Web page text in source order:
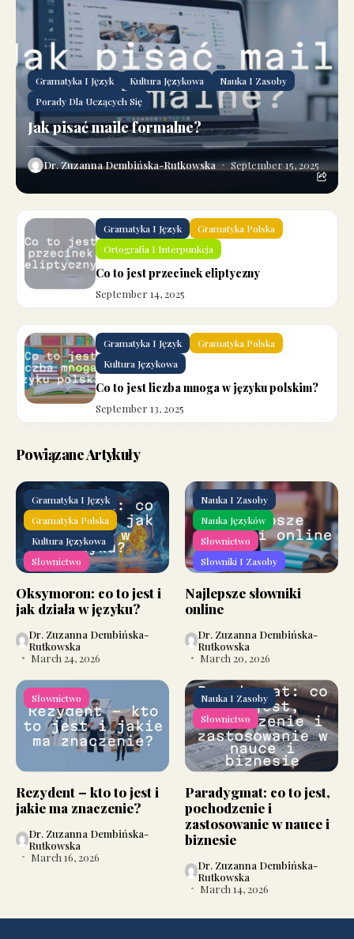
Gramatyka I Język Kultura Językowa
Nauka I Zasoby
Porady Dla Uczących Się
Jak pisać maile formalne?
Dr. Zuzanna Dembińska-Rutkowska September 15, 2025
Gramatyka I Język
Gramatyka Polska
Ortografia I Interpunkcja
Co to jest przecinek eliptyczny
September 14, 2025
Gramatyka I Język
Gramatyka Polska
Kultura Językowa
Co to jest liczba mnoga w języku polskim?
September 13, 2025
Powiązane Artykuły
Gramatyka I Język
Gramatyka Polska
Kultura Językowa
Słownictwo
Oksymoron: co to jest i
jak działa w języku?
Dr. Zuzanna Dembińska-
Rutkowska
March 24, 2026
Nauka I Zasoby
Nauka Języków
Słownictwo
Słowniki I Zasoby
Najlepsze słowniki
online
Dr. Zuzanna Dembińska-
Rutkowska
March 20, 2026
Słownictwo
Rezydent – kto to jest i
jakie ma znaczenie?
Dr. Zuzanna Dembińska-
Rutkowska
March 16, 2026
Nauka I Zasoby
Słownictwo
Paradygmat: co to jest,
pochodzenie i
zastosowanie w nauce i
biznesie
Dr. Zuzanna Dembińska-
Rutkowska
March 14, 2026